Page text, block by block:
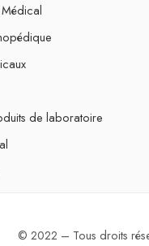
de laboratoire
© 2022 – Tous droits